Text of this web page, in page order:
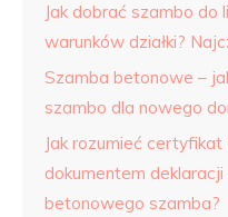
Jak dobrać szambo do
warunków działki?
Szamba betonowe –
szambo dla nowego
Jak rozumieć certyfikat
dokumentem
betonowego szamba?